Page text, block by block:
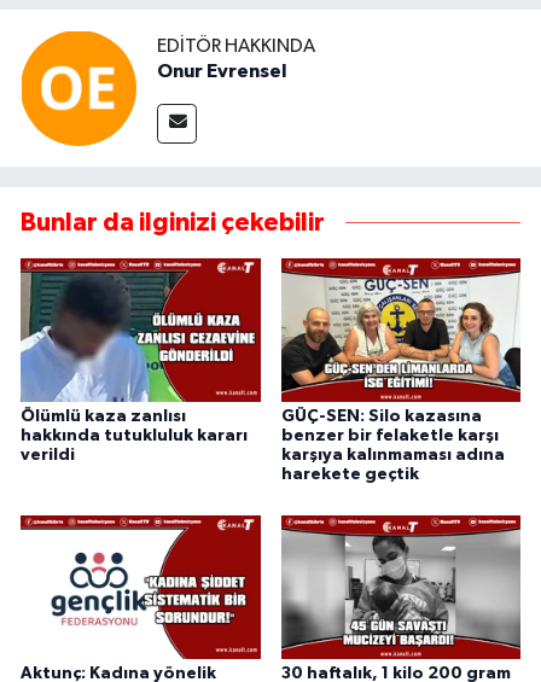
EDITÖR HAKKINDA
Onur Evrensel
Bunlar da ilginizi çekebilir
Ölümlü kaza zanlısı
hakkında tutukluluk kararı
verildi
GÜÇ-SEN: Silo kazasına
benzer bir felaketle karşı
karşıya kalınmaması adına
harekete geçtik
Aktunç: Kadına yönelik 30 haftalık, 1 kilo 200 gram